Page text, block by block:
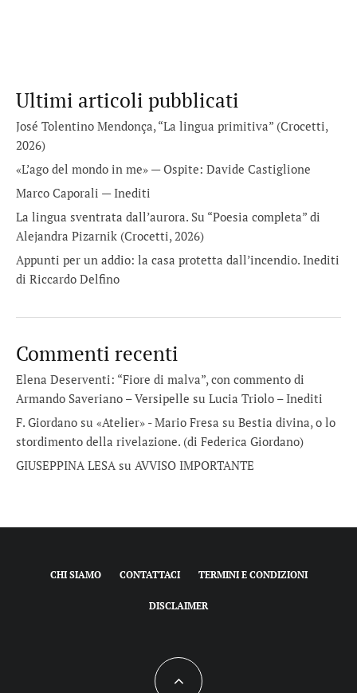
Ultimi articoli pubblicati
José Tolentino Mendonça, “La lingua primitiva” (Crocetti,
2026)
«L’ago del mondo in me» — Ospite: Davide Castiglione
Marco Caporali — Inediti
La lingua sventrata dall’aurora. Su “Poesia completa” di
Alejandra Pizarnik (Crocetti, 2026)
Appunti per un addio: la casa protetta dall’incendio. Inediti
di Riccardo Delfino
Commenti recenti
Elena Deserventi: “Fiore di malva”, con commento di
Armando Saveriano – Versipelle su Lucia Triolo – Inediti
F. Giordano su «Atelier» - Mario Fresa su Bestia divina, o lo
stordimento della rivelazione. (di Federica Giordano)
GIUSEPPINA LESA su AVVISO IMPORTANTE
CHI SIAMO CONTATTACI TERMINI E CONDIZIONI
DISCLAIMER